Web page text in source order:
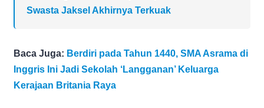
Swasta Jaksel Akhirnya Terkuak
Baca Juga: Berdiri pada Tahun 1440, SMA Asrama di
Inggris Ini Jadi Sekolah ‘Langganan’ Keluarga
Kerajaan Britania Raya